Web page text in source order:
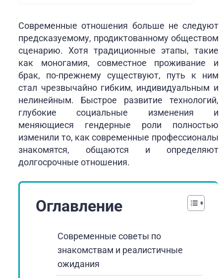
Современные отношения больше не следуют
предсказуемому, продиктованному обществом
сценарию. Хотя традиционные этапы, такие
как моногамия, совместное проживание и
брак, по-прежнему существуют, путь к ним
стал чрезвычайно гибким, индивидуальным и
нелинейным. Быстрое развитие технологий,
глубокие социальные изменения и
меняющиеся гендерные роли полностью
изменили то, как современные профессионалы
знакомятся, общаются и определяют
долгосрочные отношения.
Оглавление
Современные советы по
знакомствам и реалистичные
ожидания